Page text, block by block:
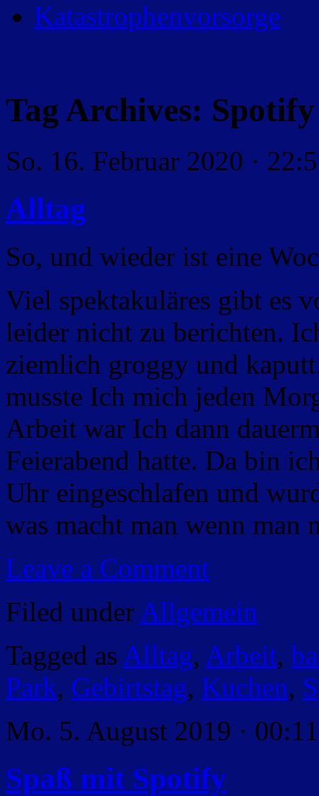
Katastrophenvorsorge
Tag Archives: Spotify
So. 16. Februar 2020 ·
Alltag
So, und wieder ist eine
Viel spektakuläres gibt es
leider nicht zu berichten.
ziemlich groggy und
musste Ich mich jeden
Arbeit war Ich dann
Feierabend hatte. Da bin
Uhr eingeschlafen und
was macht man wenn
Leave a Comment
Filed under Allgemein
Tagged as Alltag, Arbeit,
Park, Gebirtstag, Kuchen,
Mo. 5. August 2019 · 00:11
Spaß mit Spotify